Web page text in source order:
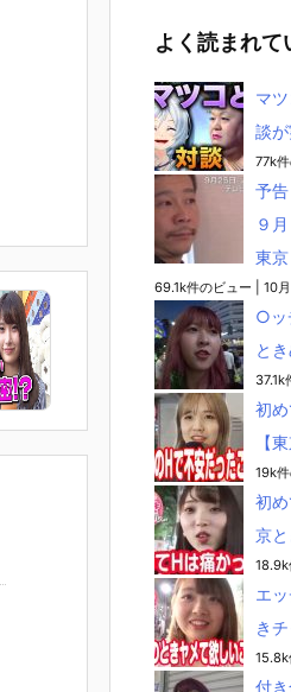
よく読まれて
マ
談が
77k
予
９
東京
69.1k件のビュー 10
○ッ
と
37.1k
初
【
19k
初
京と
18.9k
エ
き
15.8k
付